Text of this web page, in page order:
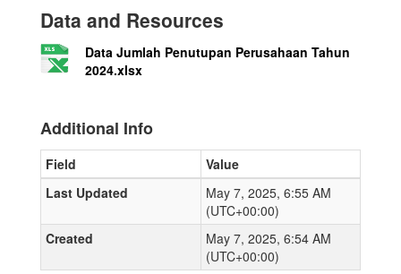
Data and Resources
Data Jumlah Penutupan Perusahaan Tahun
2024.xlsx
Additional Info
Field
Value
Last Updated
May 7, 2025, 6:55 AM
(UTC+00:00)
Created
May 7, 2025, 6:54 AM
(UTC+00:00)